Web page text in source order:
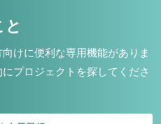
けに便利な専用機能がありま
プロジェクトを探してくださ